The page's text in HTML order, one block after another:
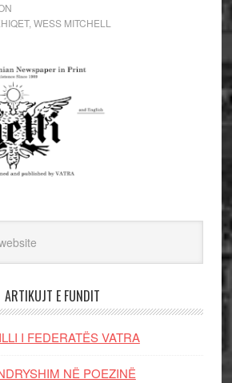
, WESS MITCHELL
ARTIKUJT E FUNDIT
I FEDERATËS VATRA
NË POEZINË